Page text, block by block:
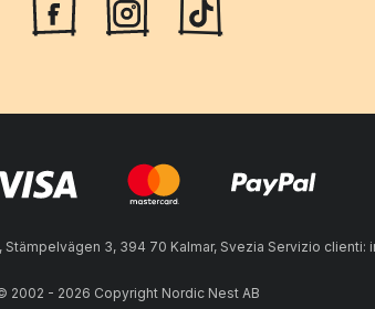
Stämpelvägen 3, 394 70 Kalmar, Svezia Servizio
2002 - 2026 Copyright Nordic Nest AB